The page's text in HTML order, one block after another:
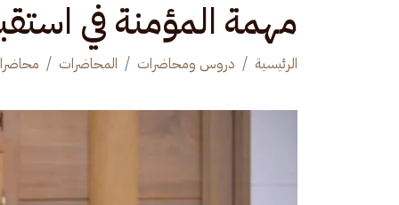
مهمة المؤمنة في
الرئيسية دروس ومحاضرات المحاضرات